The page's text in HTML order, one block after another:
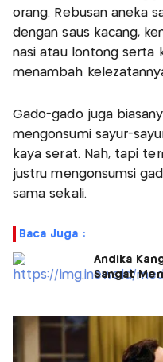
orang. Rebusan aneka
dengan saus kacang,
nasi atau lontong serta
menambah
Gado-gado juga
mengonsumi sayur-
kaya serat. Nah, tapi
justru mengonsumsi
sama sekali.
Baca Juga :
Andika
Sangat